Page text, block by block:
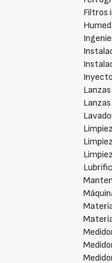
Filtros